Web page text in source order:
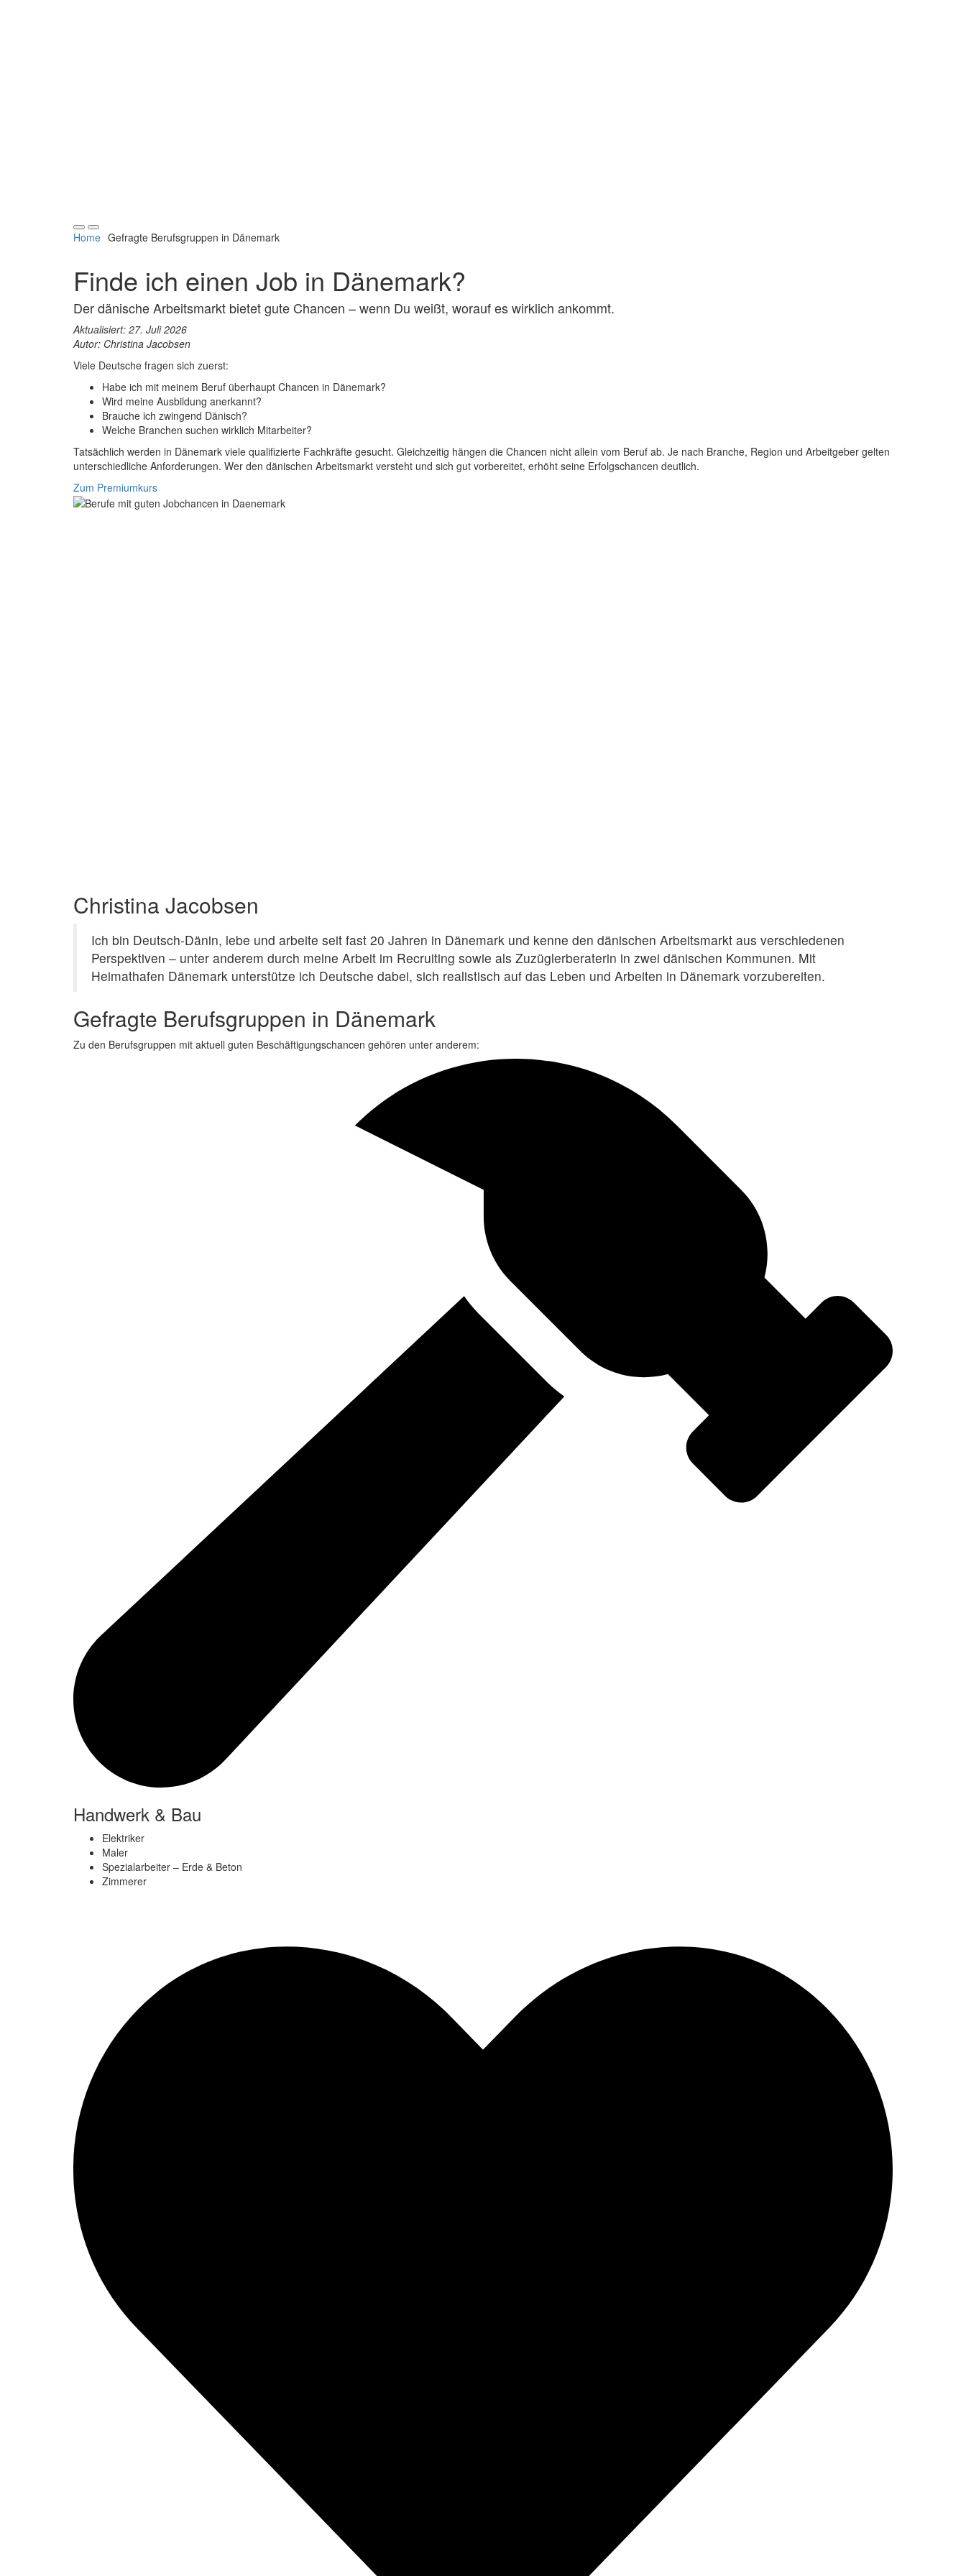
Navigation
Navigation
verbergen
Home Gefragte Berufsgruppen in Dänemark
Finde ich einen Job in Dänemark?
Der dänische Arbeitsmarkt bietet gute Chancen – wenn Du weißt, worauf es wirklich ankommt.
Aktualisiert: 27. Juli 2026
Autor: Christina Jacobsen
Viele Deutsche fragen sich zuerst:
Habe ich mit meinem Beruf überhaupt Chancen in Dänemark?
Wird meine Ausbildung anerkannt?
Brauche ich zwingend Dänisch?
Welche Branchen suchen wirklich Mitarbeiter?
Tatsächlich werden in Dänemark viele qualifizierte Fachkräfte gesucht. Gleichzeitig hängen die Chancen nicht allein vom Beruf ab. Je nach Branche, Region und Arbeitgeber gelten
unterschiedliche Anforderungen. Wer den dänischen Arbeitsmarkt versteht und sich gut vorbereitet, erhöht seine Erfolgschancen deutlich.
Zum Premiumkurs
Christina Jacobsen
Ich bin Deutsch-Dänin, lebe und arbeite seit fast 20 Jahren in Dänemark und kenne den dänischen Arbeitsmarkt aus verschiedenen
Perspektiven – unter anderem durch meine Arbeit im Recruiting sowie als Zuzüglerberaterin in zwei dänischen Kommunen. Mit
Heimathafen Dänemark unterstütze ich Deutsche dabei, sich realistisch auf das Leben und Arbeiten in Dänemark vorzubereiten.
Gefragte Berufsgruppen in Dänemark
Zu den Berufsgruppen mit aktuell guten Beschäftigungschancen gehören unter anderem:
Handwerk & Bau
Elektriker
Maler
Spezialarbeiter – Erde & Beton
Zimmerer